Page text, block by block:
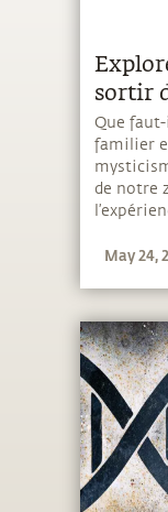
sortir
Que
familier
de notre
May 24,